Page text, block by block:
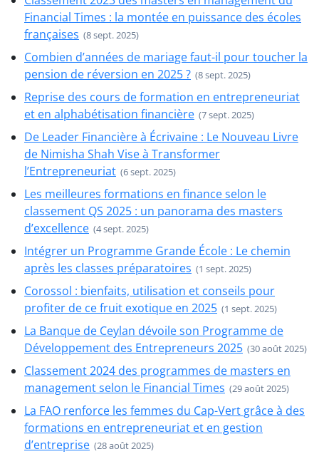
Financial Times : la montée en puissance des écoles
françaises (8 sept. 2025)
Combien d’années de mariage faut-il pour toucher la
pension de réversion en 2025 ? (8 sept. 2025)
Reprise des cours de formation en entrepreneuriat
et en alphabétisation financière (7 sept. 2025)
De Leader Financière à Écrivaine : Le Nouveau Livre
de Nimisha Shah Vise à Transformer
l’Entrepreneuriat (6 sept. 2025)
Les meilleures formations en finance selon le
classement QS 2025 : un panorama des masters
d’excellence (4 sept. 2025)
Intégrer un Programme Grande École : Le chemin
après les classes préparatoires (1 sept. 2025)
Corossol : bienfaits, utilisation et conseils pour
profiter de ce fruit exotique en 2025 (1 sept. 2025)
La Banque de Ceylan dévoile son Programme de
Développement des Entrepreneurs 2025 (30 août 2025)
Classement 2024 des programmes de masters en
management selon le Financial Times (29 août 2025)
La FAO renforce les femmes du Cap-Vert grâce à des
formations en entrepreneuriat et en gestion
d’entreprise (28 août 2025)